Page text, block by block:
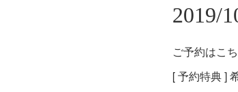
2019/
ご予約はこ
[ 予約特典 ]